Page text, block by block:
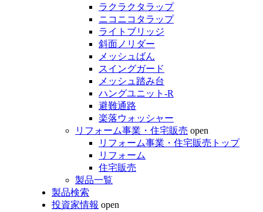
ラクラクタラップ
ニコニコタラップ
ライトブリッジ
斜面ノリダー
メッシュばん
スイングガード
メッシュ踏み台
ハングユニット-R
避難通路
楽落ウォッシャー
リフォーム事業・住宅販売 open
リフォーム事業・住宅販売トップ
リフォーム
住宅販売
製品一覧
製品検索
投資家情報 open